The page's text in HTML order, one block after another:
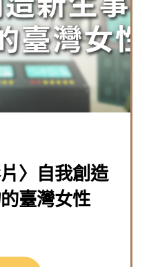
〉自我創造
臺灣女性